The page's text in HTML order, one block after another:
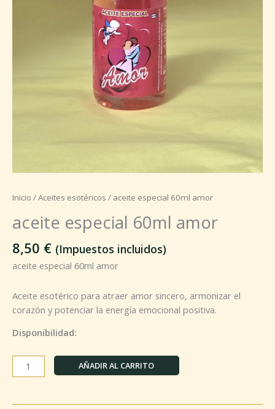
Inicio /Aceites esotéricos / aceite especial 60ml amor
aceite especial 60ml amor
8,50 € (Impuestos incluidos)
aceite especial 60ml amor
Aceite esotérico para atraer amor sincero, armonizar el
corazón y potenciar la energía emocional positiva.
Disponibilidad:
AÑADIR AL CARRITO